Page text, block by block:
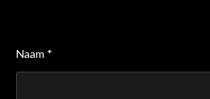
Naam *